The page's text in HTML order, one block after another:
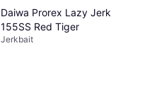
Daiwa Prorex Lazy Jerk
155SS Red Tiger
Jerkbait